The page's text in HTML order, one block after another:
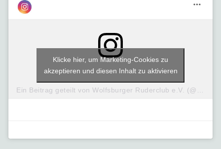
Klicke hier, um Marketing-Cookies zu
akzeptieren und diesen Inhalt zu aktivieren